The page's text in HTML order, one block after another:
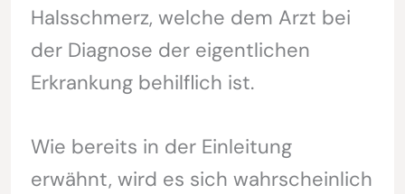
Halsschmerz, welche dem Arzt bei
der Diagnose der eigentlichen
Erkrankung behilflich ist.
Wie bereits in der Einleitung
erwähnt, wird es sich wahrscheinlich